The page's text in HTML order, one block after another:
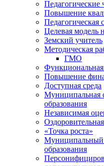
Педагогические
Повышение
Педагогическая
Целевая модель
Земский учитель
Методическая
ГМО
Функциональная
Повышение
Доступная среда
Муниципальная
образования
Независимая
«Точка роста»
Муниципальный
образования